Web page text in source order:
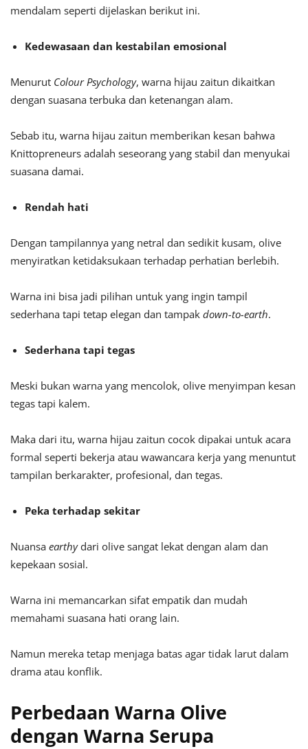
mendalam seperti dijelaskan berikut ini.
Kedewasaan dan kestabilan emosional
Menurut Colour Psychology, warna hijau zaitun dikaitkan
dengan suasana terbuka dan ketenangan alam.
Sebab itu, warna hijau zaitun memberikan kesan bahwa
Knittopreneurs adalah seseorang yang stabil dan menyukai
suasana damai.
Rendah hati
Dengan tampilannya yang netral dan sedikit kusam, olive
menyiratkan ketidaksukaan terhadap perhatian berlebih.
Warna ini bisa jadi pilihan untuk yang ingin tampil
sederhana tapi tetap elegan dan tampak down-to-earth.
Sederhana tapi tegas
Meski bukan warna yang mencolok, olive menyimpan kesan
tegas tapi kalem.
Maka dari itu, warna hijau zaitun cocok dipakai untuk acara
formal seperti bekerja atau wawancara kerja yang menuntut
tampilan berkarakter, profesional, dan tegas.
Peka terhadap sekitar
Nuansa earthydari olive sangat lekat dengan alam dan
kepekaan sosial.
Warna ini memancarkan sifat empatik dan mudah
memahami suasana hati orang lain.
Namun mereka tetap menjaga batas agar tidak larut dalam
drama atau konflik.
Perbedaan Warna Olive
dengan Warna Serupa